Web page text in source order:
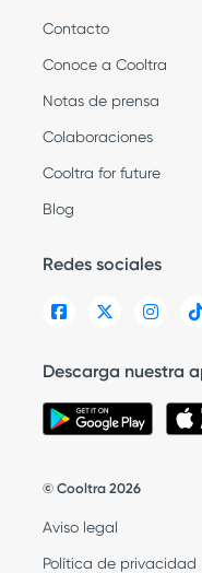
Contacto
Conoce a Cooltra
Notas de prensa
Colaboraciones
Cooltra for future
Blog
Redes sociales
Descarga nuestra
© Cooltra 2026
Aviso legal
Política de privacidad